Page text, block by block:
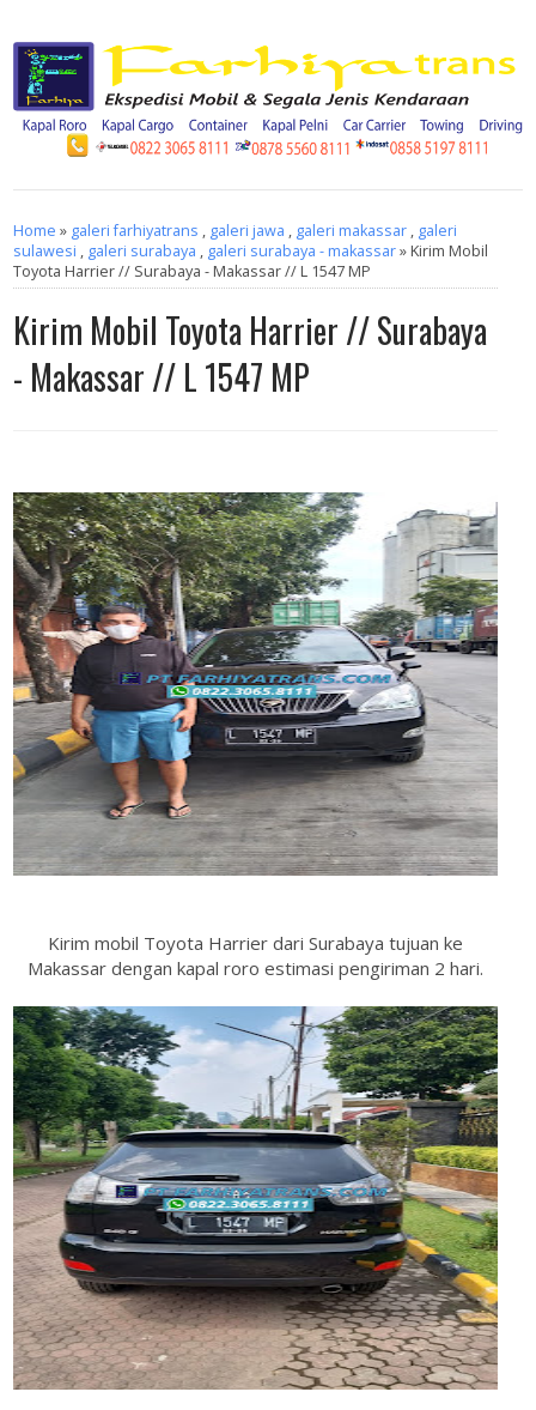
Home » galeri farhiyatrans , galeri jawa , galeri makassar, galeri
sulawesi , galeri surabaya , galeri surabaya - makassar» Kirim Mobil
Toyota Harrier // Surabaya - Makassar // L 1547 MP
Kirim Mobil Toyota Harrier // Surabaya
- Makassar // L 1547 MP
Kirim mobil Toyota Harrier dari Surabaya tujuan ke
Makassar dengan kapal roro estimasi pengiriman 2 hari.